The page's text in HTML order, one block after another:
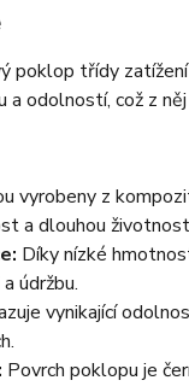
poklop třídy
odolností, což z
vyrobeny z
a dlouhou
Díky nízké
údržbu.
vynikající
Povrch poklopu je